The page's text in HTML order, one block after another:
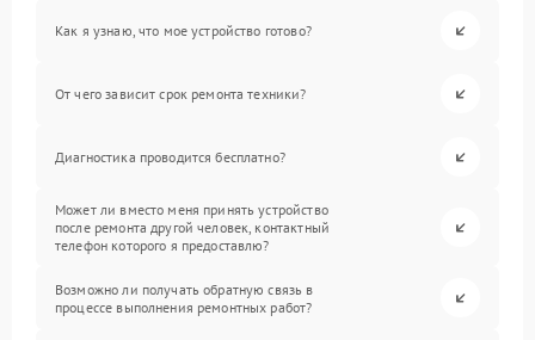
Как я узнаю, что мое устройство готово?
От чего зависит срок ремонта техники?
Диагностика проводится бесплатно?
Может ли вместо меня принять устройство
после ремонта другой человек, контактный
телефон которого я предоставлю?
Возможно ли получать обратную связь в
процессе выполнения ремонтных работ?